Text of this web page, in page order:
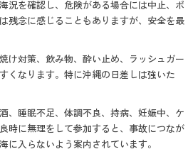
況を確認し、危険がある場合には中止、ポ
残念に感じることもありますが、安全を最
け対策、飲み物、酔い止め、ラッシュガー
くなります。特に沖縄の日差しは強いた
、睡眠不足、体調不良、持病、妊娠中、ケ
時に無理をして参加すると、事故につなが
入らないよう案内されています。